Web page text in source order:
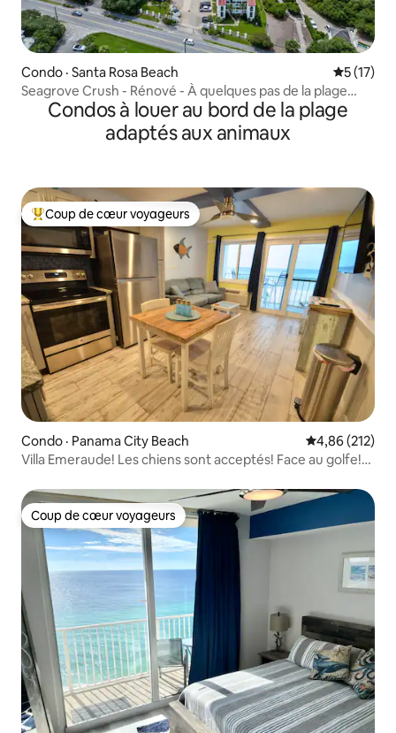
Condo · Santa Rosa Beach Note
5 (17)
Seagrove Crush - Rénové - À quelques pas de la plage
privée!Condos à louer au bord de la plage
adaptés aux animaux
Coup de cœur voyageurs parmi les plus aimés
Coup de cœur voyageurs
Condo · Panama City Beach Note
4,86 (212)
Villa Emeraude! Les chiens sont acceptés! Face au golfe!
Coup de cœur voyageurs
Coup de cœur voyageurs